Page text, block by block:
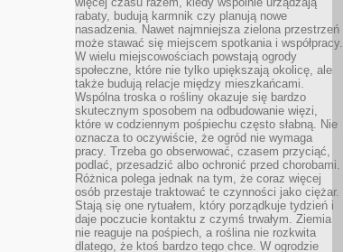
rabaty, budują karmnik czy planują nowe
nasadzenia. Nawet najmniejsza zielona przestrzeń
może stawać się miejscem spotkania i współpracy.
W wielu miejscowościach powstają ogrody
społeczne, które nie tylko upiększają okolicę, ale
także budują relacje między mieszkańcami.
Wspólna troska o rośliny okazuje się bardzo
skutecznym sposobem na odbudowanie więzi,
które w codziennym pośpiechu często słabną. Nie
oznacza to oczywiście, że ogród nie wymaga
pracy. Trzeba go obserwować, czasem przyciąć,
podlać, przesadzić albo ochronić przed chorobami.
Różnica polega jednak na tym, że coraz więcej
osób przestaje traktować te czynności jako ciężar.
Stają się one rytuałem, który porządkuje tydzień i
daje poczucie kontaktu z czymś trwałym. Ziemia
nie reaguje na pośpiech, a roślina nie rozkwita
dlatego, że ktoś bardzo tego chce. W ogrodzie